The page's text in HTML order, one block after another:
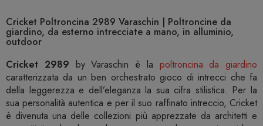
Cricket Poltroncina 2989 Varaschin | Poltroncine da
giardino, da esterno intrecciate a mano, in alluminio,
outdoor
Cricket 2989 by Varaschin è la poltroncina da giardino
caratterizzata da un ben orchestrato gioco di intrecci che fa
della leggerezza e dell’eleganza la sua cifra stilistica. Per la
sua personalità autentica e per il suo raffinato intreccio, Cricket
è divenuta una delle collezioni più apprezzate da architetti e